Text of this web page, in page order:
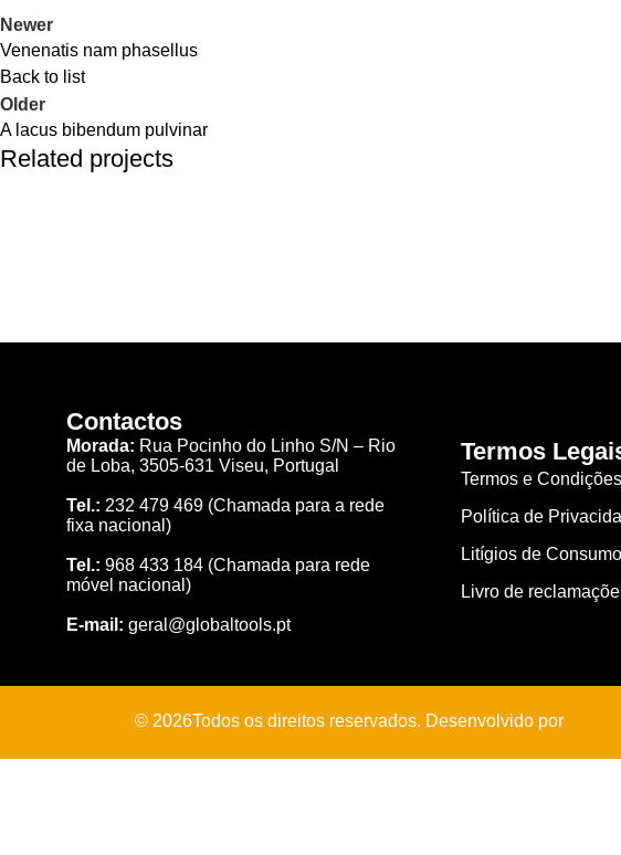
Newer
Venenatis nam phasellus
Back to list
Older
A lacus bibendum pulvinar
Related projects
Contactos
Morada: Rua Pocinho do Linho S/N – Rio
de Loba,3505-631 Viseu, Portugal
Tel.: 232 479 469 (Chamada para a rede
fixa nacional)
Tel.: 968 433 184 (Chamada para rede
móvel nacional)
E-mail: geral@globaltools.pt
Termos
Termos e Condições
Política de
Litígios de Consumo
Livro de
© 2026Todos os direitos reservados. Desenvolvido por